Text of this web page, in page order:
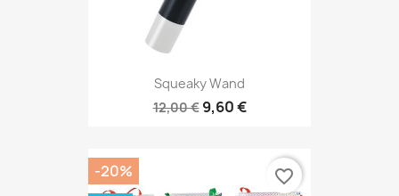
Squeaky Wand
12,00 € 9,60 €
-20%
favorite_border